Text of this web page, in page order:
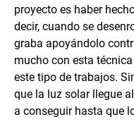
proyecto es haber
decir, cuando se
graba apoyándolo
mucho con esta
este tipo de trabajos.
que la luz solar llegue
a conseguir hasta que